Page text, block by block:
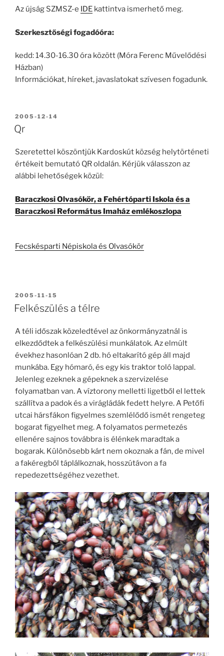
Az újság SZMSZ-e IDE kattintva ismerhető meg.
Szerkesztőségi fogadóóra:
kedd: 14.30-16.30 óra között (Móra Ferenc Művelődési
Házban)
Információkat, híreket, javaslatokat szívesen fogadunk.
BEKÜLDVE:
2005-12-14
Qr
Szeretettel köszöntjük Kardoskút község helytörténeti
értékeit bemutató QR oldalán. Kérjük válasszon az
alábbi lehetőségek közül:
Baraczkosi Olvasókör, a Fehértóparti Iskola és a
Baraczkosi Református Imaház emlékoszlopa
Fecskésparti Népiskola és Olvasókör
BEKÜLDVE:
2005-11-15
Felkészülés a télre
A téli időszak közeledtével az önkormányzatnál is
elkezdődtek a felkészülési munkálatok. Az elmúlt
évekhez hasonlóan 2 db. hó eltakarító gép áll majd
munkába. Egy hómaró, és egy kis traktor toló lappal.
Jelenleg ezeknek a gépeknek a szervizelése
folyamatban van. A víztorony melletti ligetből el lettek
szállítva a padok és a virágládák fedett helyre. A Petőfi
utcai hársfákon figyelmes szemlélődő ismét rengeteg
bogarat figyelhet meg. A folyamatos permetezés
ellenére sajnos továbbra is élénkek maradtak a
bogarak. Különösebb kárt nem okoznak a fán, de mivel
a fakéregből táplálkoznak, hosszútávon a fa
repedezettségéhez vezethet.